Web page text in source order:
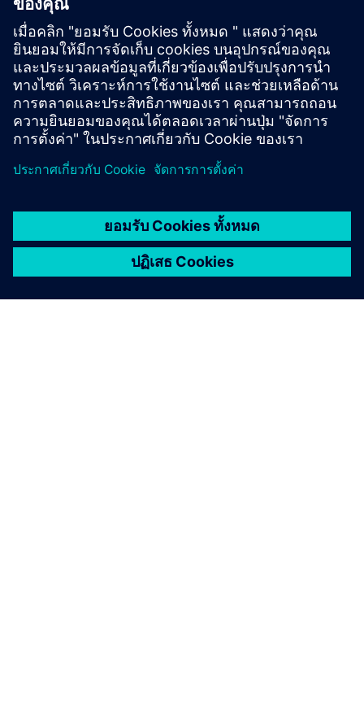
Mapping between each of the above-mentioned data
sources
Connectivity: encrypted outbound traffic to cloud backend
via HTTPS
Siemens Industrial Edge Device installed in machine
network with plus10 app